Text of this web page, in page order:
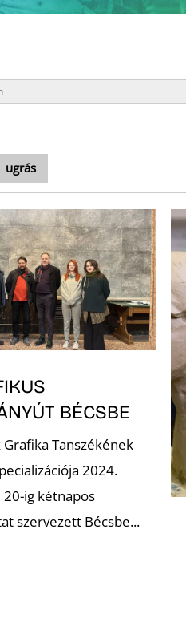
ugrás
BÉCSBE
Tanszékének
2024.
ig kétnapos
szervezett Bécsbe...